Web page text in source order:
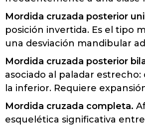
Mordida cruzada posterior
posición invertida. Es el tipo
una desviación mandibular
Mordida cruzada posterior
asociado al paladar
la inferior. Requiere
Mordida cruzada completa.
esquelética significativa